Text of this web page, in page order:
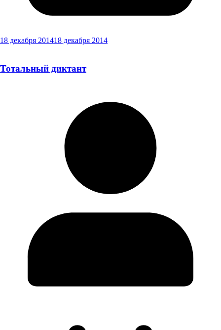
18 декабря 201418 декабря 2014
Тотальный диктант